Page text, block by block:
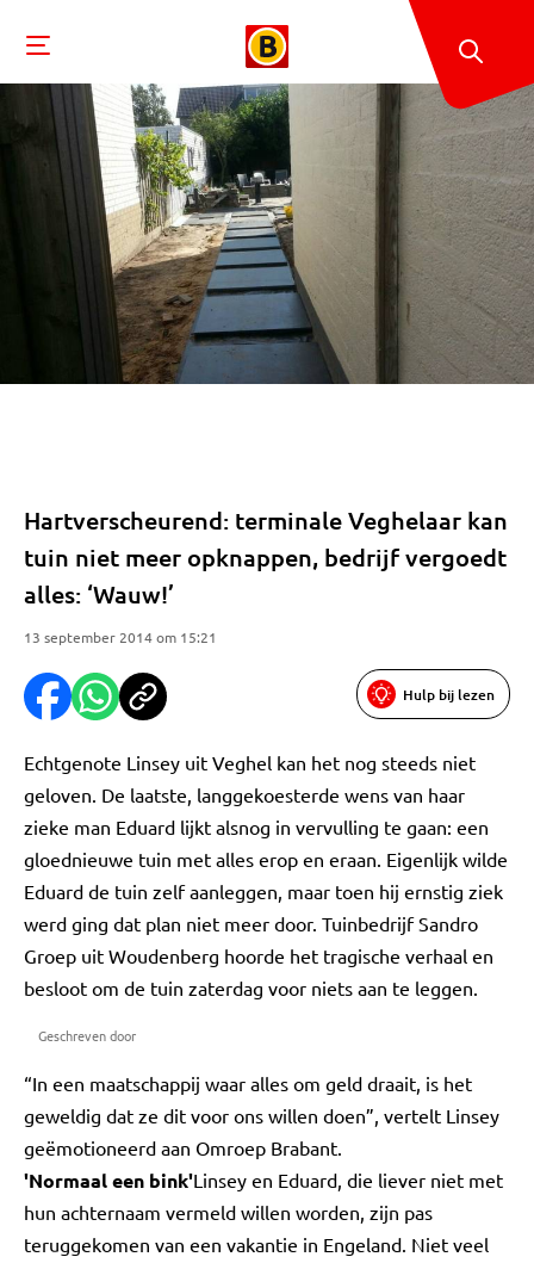
Hartverscheurend: terminale Veghelaar kan
tuin niet meer opknappen, bedrijf vergoedt
alles: ‘Wauw!’
13 september 2014 om 15:21
Hulp bij lezen
Echtgenote Linsey uit Veghel kan het nog steeds niet
geloven. De laatste, langgekoesterde wens van haar
zieke man Eduard lijkt alsnog in vervulling te gaan: een
gloednieuwe tuin met alles erop en eraan. Eigenlijk wilde
Eduard de tuin zelf aanleggen, maar toen hij ernstig ziek
werd ging dat plan niet meer door. Tuinbedrijf Sandro
Groep uit Woudenberg hoorde het tragische verhaal en
besloot om de tuin zaterdag voor niets aan te leggen.
Geschreven door
“In een maatschappij waar alles om geld draait, is het
geweldig dat ze dit voor ons willen doen”, vertelt Linsey
geëmotioneerd aan Omroep Brabant.
'Normaal een bink'Linsey en Eduard, die liever niet met
hun achternaam vermeld willen worden, zijn pas
teruggekomen van een vakantie in Engeland. Niet veel